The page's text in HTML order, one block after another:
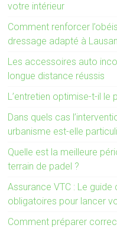
votre intérieur
Comment renforcer
dressage adapté à
Les accessoires auto
longue distance réussis
L’entretien optimise-t-il
Dans quels cas
urbanisme est-elle
Quelle est la meilleure
terrain de padel ?
Assurance VTC : Le
obligatoires pour lancer
Comment préparer